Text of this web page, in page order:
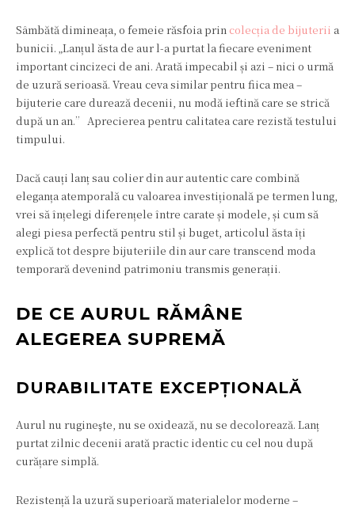
Sâmbătă dimineața, o femeie răsfoia prin colecția de bijuterii a
bunicii. „Lanțul ăsta de aur l-a purtat la fiecare eveniment
important cincizeci de ani. Arată impecabil și azi – nici o urmă
de uzură serioasă. Vreau ceva similar pentru fiica mea –
bijuterie care durează decenii, nu modă ieftină care se strică
după un an.” Aprecierea pentru calitatea care rezistă testului
timpului.
Dacă cauți lanț sau colier din aur autentic care combină
eleganța atemporală cu valoarea investițională pe termen lung,
vrei să înțelegi diferențele între carate și modele, și cum să
alegi piesa perfectă pentru stil și buget, articolul ăsta îți
explică tot despre bijuteriile din aur care transcend moda
temporară devenind patrimoniu transmis generații.
DE CE AURUL RĂMÂNE
ALEGEREA SUPREMĂ
DURABILITATE EXCEPȚIONALĂ
Aurul nu rugineşte, nu se oxidează, nu se decolorează. Lanț
purtat zilnic decenii arată practic identic cu cel nou după
curățare simplă.
Rezistență la uzură superioară materialelor moderne –